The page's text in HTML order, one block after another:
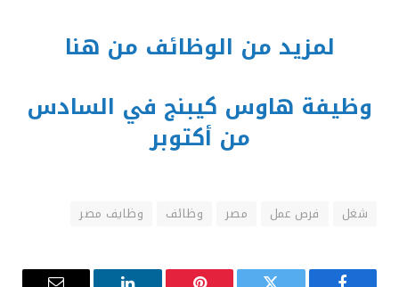
لمزيد من الوظائف من هنا
وظيفة هاوس كيبنج في السادس
من أكتوبر
شغل فرص عمل مصر وظائف وظايف مصر